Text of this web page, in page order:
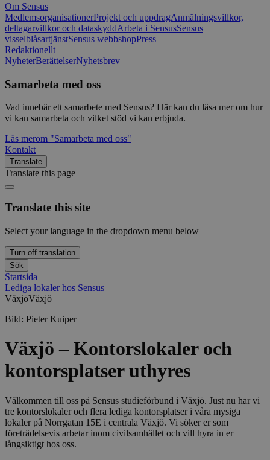
Om Sensus
MedlemsorganisationerProjekt och uppdragAnmälningsvillkor,
deltagarvillkor och dataskyddArbeta i SensusSensus
visselblåsartjänstSensus webbshopPress
Redaktionellt
NyheterBerättelserNyhetsbrev
Samarbeta med oss
Vad innebär ett samarbete med Sensus? Här kan du läsa mer om hur
vi kan samarbeta och vilket stöd vi kan erbjuda.
Läs merom "Samarbeta med oss"
Kontakt
Translate
Translate this page
Translate this site
Select your language in the dropdown menu below
Turn off translation
Sök
Startsida
Lediga lokaler hos Sensus
VäxjöVäxjö
Bild: Pieter Kuiper
Växjö – Kontorslokaler och
kontorsplatser uthyres
Välkommen till oss på Sensus studieförbund i Växjö. Just nu har vi
tre kontorslokaler och flera lediga kontorsplatser i våra mysiga
lokaler på Norrgatan 15E i centrala Växjö. Vi söker er som
företrädelsevis arbetar inom civilsamhället och vill hyra in er
långsiktigt hos oss.